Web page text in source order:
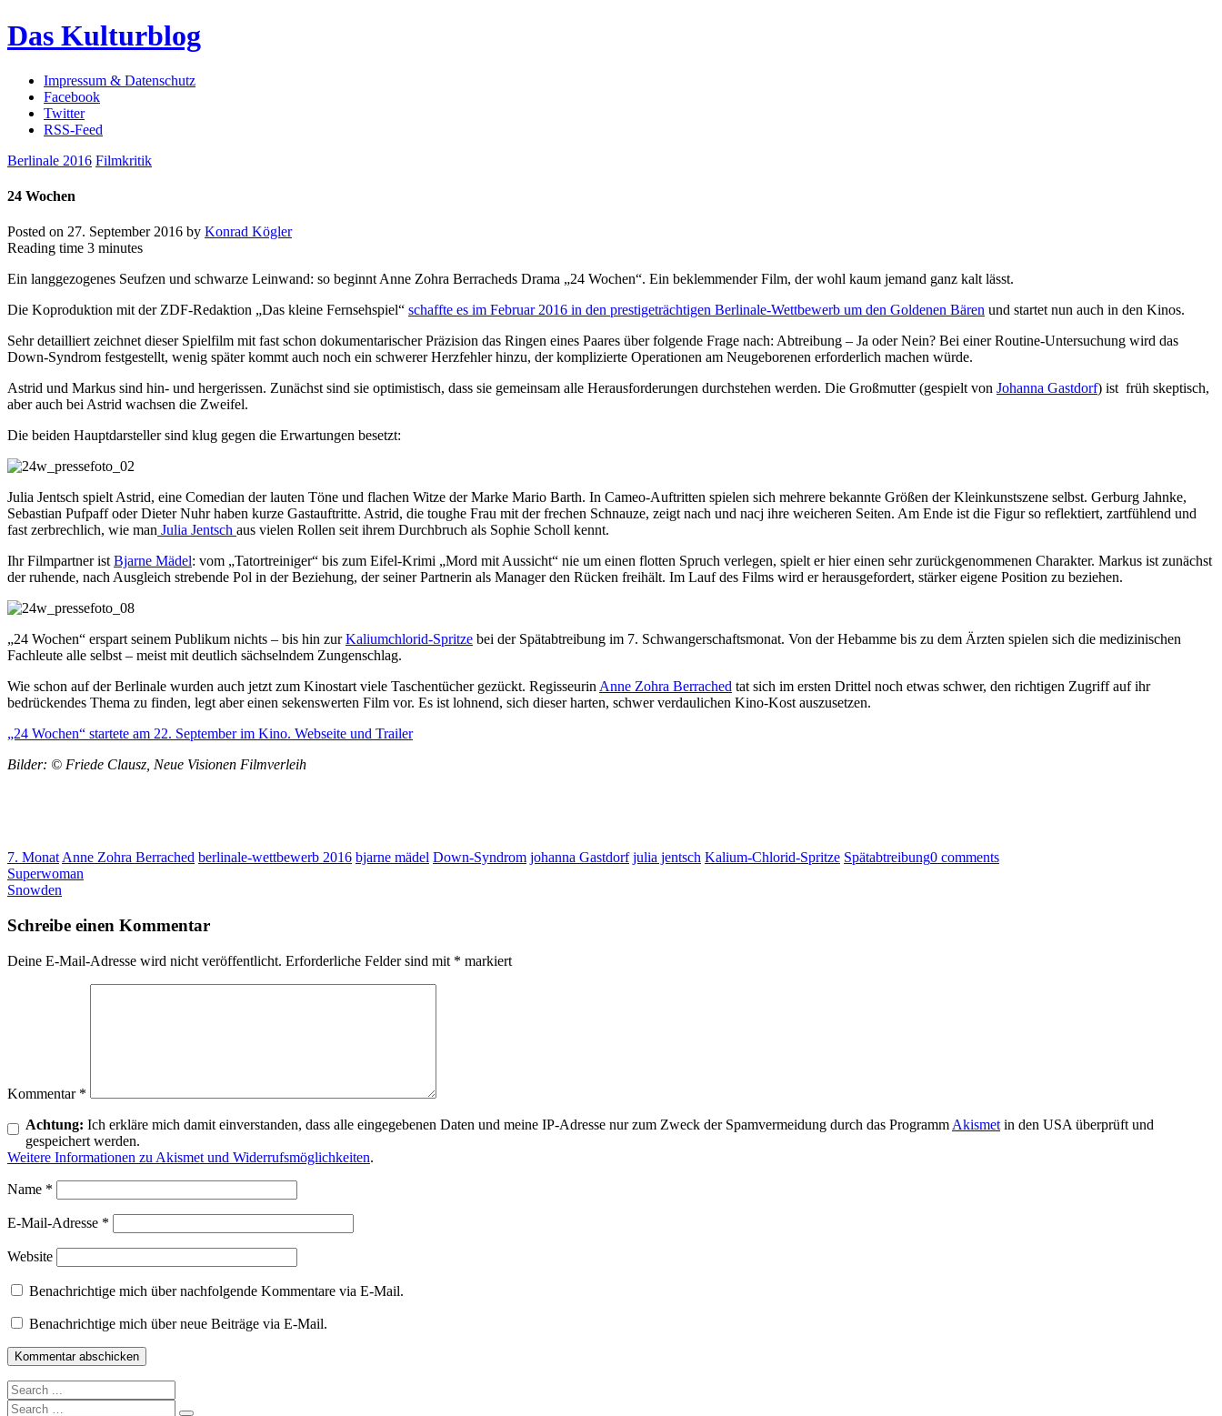
Das Kulturblog
Impressum & Datenschutz
Facebook
Twitter
RSS-Feed
Berlinale 2016 Filmkritik
24 Wochen
Posted on 27. September 2016 by Konrad Kögler
Reading time 3 minutes
Ein langgezogenes Seufzen und schwarze Leinwand: so beginnt Anne Zohra Berracheds Drama „24 Wochen“. Ein beklemmender Film, der wohl kaum jemand ganz kalt lässt.
Die Koproduktion mit der ZDF-Redaktion „Das kleine Fernsehspiel“ schaffte es im Februar 2016 in den prestigeträchtigen Berlinale-Wettbewerb um den Goldenen Bären und startet nun auch in den Kinos.
Sehr detailliert zeichnet dieser Spielfilm mit fast schon dokumentarischer Präzision das Ringen eines Paares über folgende Frage nach: Abtreibung – Ja oder Nein? Bei einer Routine-Untersuchung wird das
Down-Syndrom festgestellt, wenig später kommt auch noch ein schwerer Herzfehler hinzu, der komplizierte Operationen am Neugeborenen erforderlich machen würde.
Astrid und Markus sind hin- und hergerissen. Zunächst sind sie optimistisch, dass sie gemeinsam alle Herausforderungen durchstehen werden. Die Großmutter (gespielt von Johanna Gastdorf) ist früh skeptisch,
aber auch bei Astrid wachsen die Zweifel.
Die beiden Hauptdarsteller sind klug gegen die Erwartungen besetzt:
Julia Jentsch spielt Astrid, eine Comedian der lauten Töne und flachen Witze der Marke Mario Barth. In Cameo-Auftritten spielen sich mehrere bekannte Größen der Kleinkunstszene selbst. Gerburg Jahnke,
Sebastian Pufpaff oder Dieter Nuhr haben kurze Gastauftritte. Astrid, die toughe Frau mit der frechen Schnauze, zeigt nach und nacj ihre weicheren Seiten. Am Ende ist die Figur so reflektiert, zartfühlend und
fast zerbrechlich, wie man Julia Jentsch aus vielen Rollen seit ihrem Durchbruch als Sophie Scholl kennt.
Ihr Filmpartner istBjarne Mädel: vom „Tatortreiniger“ bis zum Eifel-Krimi „Mord mit Aussicht“ nie um einen flotten Spruch verlegen, spielt er hier einen sehr zurückgenommenen Charakter. Markus ist zunächst
der ruhende, nach Ausgleich strebende Pol in der Beziehung, der seiner Partnerin als Manager den Rücken freihält. Im Lauf des Films wird er herausgefordert, stärker eigene Position zu beziehen.
„24 Wochen“ erspart seinem Publikum nichts – bis hin zurKaliumchlorid-Spritze bei der Spätabtreibung im 7. Schwangerschaftsmonat. Von der Hebamme bis zu dem Ärzten spielen sich die medizinischen
Fachleute alle selbst – meist mit deutlich sächselndem Zungenschlag.
Wie schon auf der Berlinale wurden auch jetzt zum Kinostart viele Taschentücher gezückt. RegisseurinAnne Zohra Berrached tat sich im ersten Drittel noch etwas schwer, den richtigen Zugriff auf ihr
bedrückendes Thema zu finden, legt aber einen sekenswerten Film vor. Es ist lohnend, sich dieser harten, schwer verdaulichen Kino-Kost auszusetzen.
„24 Wochen“ startete am 22. September im Kino. Webseite und Trailer
Bilder: © Friede Clausz, Neue Visionen Filmverleih
7. MonatAnne Zohra Berrached berlinale-wettbewerb 2016 bjarne mädel Down-Syndrom johanna Gastdorf julia jentsch Kalium-Chlorid-Spritze Spätabtreibung0 comments
Post
navigation
Superwoman
Snowden
Schreibe einen Kommentar
Deine E-Mail-Adresse wird nicht veröffentlicht. Erforderliche Felder sind mit * markiert
Kommentar *
Achtung: Ich erkläre mich damit einverstanden, dass alle eingegebenen Daten und meine IP-Adresse nur zum Zweck der Spamvermeidung durch das Programm Akismet in den USA überprüft und
gespeichert werden.
Weitere Informationen zu Akismet und Widerrufsmöglichkeiten.
Name *
E-Mail-Adresse *
Website
Benachrichtige mich über nachfolgende Kommentare via E-Mail.
Benachrichtige mich über neue Beiträge via E-Mail.